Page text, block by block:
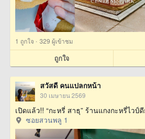
1 ถูกใจ · 329 ผู้เข้าชม
ถูกใจ
สวัสดี คนแปลกหน้า
30 เมษายน 2569
เปิดแล้ว!! “กะหรี่ สาธุ” ร้านแกงกะหรี่ไวป์
ซอยสวนพลู 1